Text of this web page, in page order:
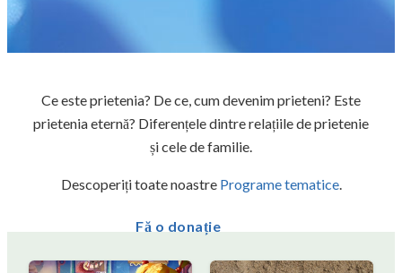
Fă o donație
Ce este prietenia? De ce, cum devenim prieteni? Este
prietenia eternă? Diferențele dintre relațiile de prietenie
și cele de familie.
Descoperiți toate noastre Programe tematice.